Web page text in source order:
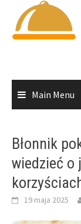
content
Main Menu
Błonnik
wiedzieć o
19 maja 2025